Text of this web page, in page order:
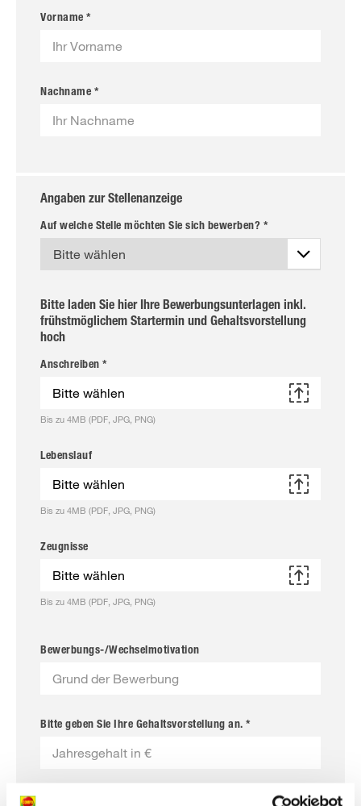
Vorname *
Nachname *
Angaben zur Stellenanzeige
Auf welche Stelle möchten Sie sich bewerben? *
Bitte laden Sie hier Ihre Bewerbungsunterlagen inkl.
frühstmöglichem Startermin und Gehaltsvorstellung
hoch
Anschreiben *
Bitte wählen
Bis zu 4MB (PDF, JPG, PNG)
Lebenslauf
Bitte wählen
Bis zu 4MB (PDF, JPG, PNG)
Zeugnisse
Bitte wählen
Bis zu 4MB (PDF, JPG, PNG)
Bewerbungs-/Wechselmotivation
Bitte geben Sie Ihre Gehaltsvorstellung an. *
Bitte geben Sie die Kündigungsfrist bei Ihrem jetzigen